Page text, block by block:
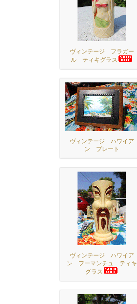
ヴィンテージ フラガー
ル ティキグラス
ヴィンテージ ハワイア
ン プレート
ヴィンテージ ハワイア
ン フーマンチュ ティキ
グラス